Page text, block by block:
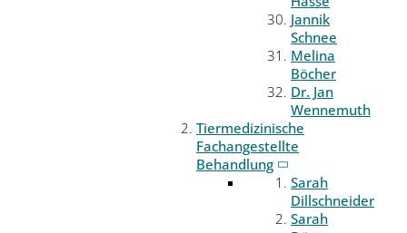
Jannik
Schnee
Melina
Böcher
Dr. Jan
Wennemuth
Tiermedizinische
Fachangestellte
Behandlung
Sarah
Dillschneider
Sarah